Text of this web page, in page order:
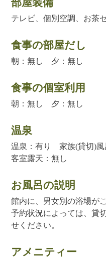
テレビ、個別空調、お茶
食事の部屋だし
朝：無し 夕：無し
食事の個室利用
朝：無し 夕：無し
温泉
温泉：有り 家族(貸切)
客室露天：無し
お風呂の説明
館内に、男女別の浴場が
予約状況によっては、貸
せください。
アメニティー